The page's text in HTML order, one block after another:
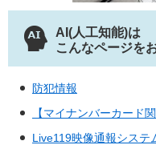
AI(人工知能)は
こんなページを
防犯情報
【マイナンバーカード
Live119映像通報システ